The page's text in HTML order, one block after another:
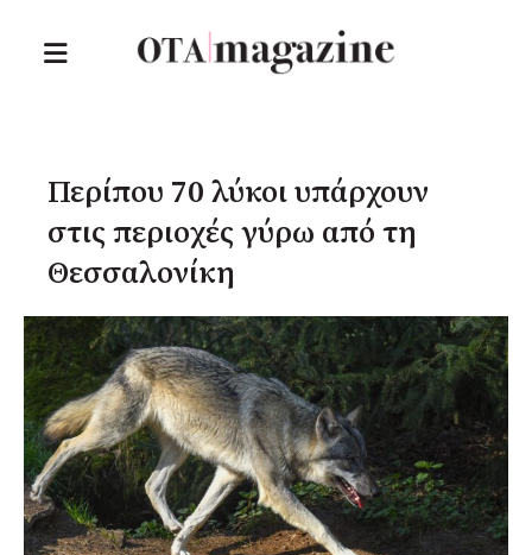
Περίπου 70 λύκοι υπάρχουν
στις περιοχές γύρω από τη
Θεσσαλονίκη